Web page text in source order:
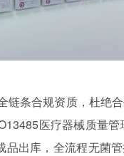
条合规资质，杜绝
医疗器械质量
出库，全流程无菌